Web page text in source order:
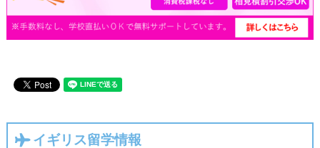
イギリス留学情報